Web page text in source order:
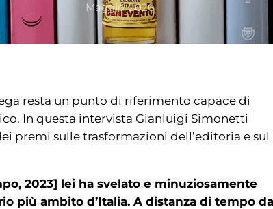
Maggio, 2026
resta un punto di riferimento capace di
In questa intervista Gianluigi Simonetti
premi sulle trasformazioni dell’editoria e sul
2023] lei ha svelato e minuziosamente
più ambito d’Italia. A distanza di tempo